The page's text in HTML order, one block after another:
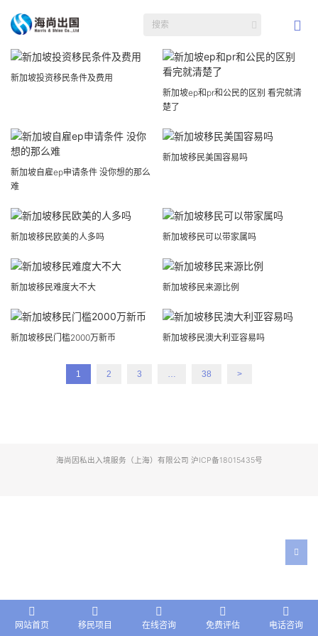
新加坡投资移民条件及费用
新加坡ep和pr和公民的区别 看完就清
楚了
新加坡自雇ep申请条件 没你想的那么
难
新加坡移民美国容易吗
新加坡移民欧美的人多吗 新加坡移民可以带家属吗
新加坡移民难度大不大 新加坡移民来源比例
新加坡移民门槛2000万新币 新加坡移民澳大利亚容易吗
1 2 3 … 38 >
海尚因私出入境服务（上海）有限公司 沪ICP备18015435号
网站首页 移民项目 在线咨询 免费评估 电话咨询